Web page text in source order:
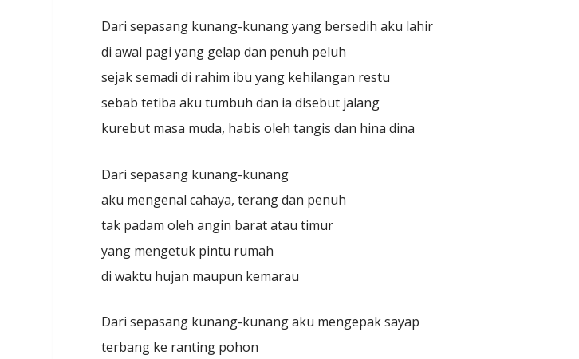
Dari sepasang kunang-kunang yang bersedih aku lahir
di awal pagi yang gelap dan penuh peluh
sejak semadi di rahim ibu yang kehilangan restu
sebab tetiba aku tumbuh dan ia disebut jalang
kurebut masa muda, habis oleh tangis dan hina dina
Dari sepasang kunang-kunang
aku mengenal cahaya, terang dan penuh
tak padam oleh angin barat atau timur
yang mengetuk pintu rumah
di waktu hujan maupun kemarau
Dari sepasang kunang-kunang aku mengepak sayap
terbang ke ranting pohon